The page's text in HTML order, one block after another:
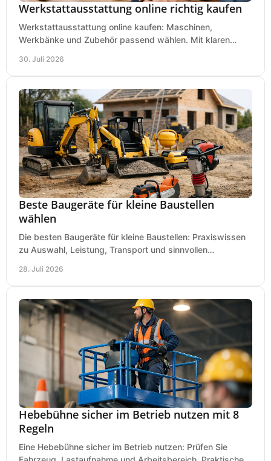
Werkstattausstattung online richtig kaufen
Werkstattausstattung online kaufen: Maschinen,
Werkbänke und Zubehör passend wählen. Mit klaren
30. Juli 2026
Beste Baugeräte für kleine Baustellen
wählen
Die besten Baugeräte für kleine Baustellen: Praxiswissen
zu Auswahl, Leistung, Transport und sinnvollen
28. Juli 2026
Hebebühne sicher im Betrieb nutzen mit 8
Regeln
Eine Hebebühne sicher im Betrieb nutzen: Prüfen Sie